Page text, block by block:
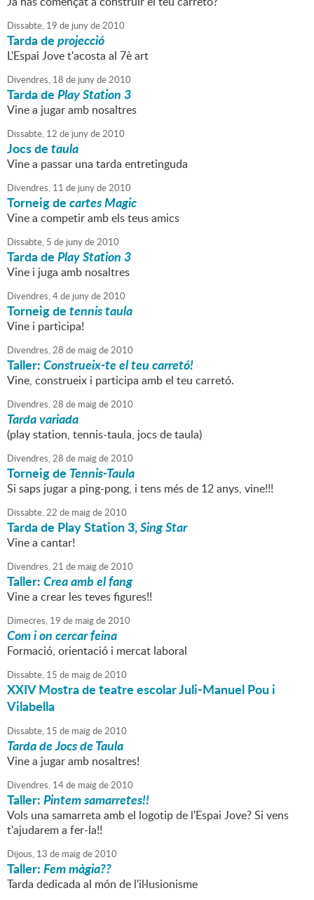
Dissabte, 19 de junyde2010
Tarda deprojecció
L'Espai Jove t'acosta al 7è art
Divendres, 18 de junyde2010
Tarda dePlay Station 3
Vine a jugar amb nosaltres
Dissabte, 12 de junyde2010
Jocs detaula
Vine a passar una tarda entretinguda
Divendres, 11 de junyde2010
Torneig decartes Magic
Vine a competir amb els teus amics
Dissabte, 5 de junyde2010
Tarda dePlay Station 3
Vine i juga amb nosaltres
Divendres,4de junyde2010
Torneig detennis taula
Vine i participa!
Divendres,28 de maigde2010
Taller:Construeix-te el teu carretó!
Vine, construeix i participa amb el teu carretó.
Divendres,28 de maigde2010
Tarda variada
(play station, tennis-taula, jocs de taula)
Divendres,28 de maigde2010
Torneig de Tennis-Taula
Si saps jugar a ping-pong, i tens més de 12 anys, vine!!!
Dissabte,22 de maigde2010
Tarda de Play Station 3,Sing Star
Vine a cantar!
Divendres,21 de maigde2010
Taller:Crea amb el fang
Vine a crear les teves figures!!
Dimecres, 19 de maigde2010
Com i on cercar feina
Formació, orientació i mercat laboral
Dissabte, 15 de maigde2010
XXIV Mostra de teatre escolar Juli-Manuel Pou i
Vilabella
Dissabte, 15 de maigde2010
Tarda de Jocs de Taula
Vine a jugar amb nosaltres!
Divendres, 14de maigde2010
Taller:Pintem samarretes!!
Vols una samarreta amb el logotip de l'Espai Jove? Si vens
t'ajudarem a fer-la!!
Dijous, 13 de maigde2010
Taller:Fem màgia??
Tarda dedicada al món de l'il·lusionisme